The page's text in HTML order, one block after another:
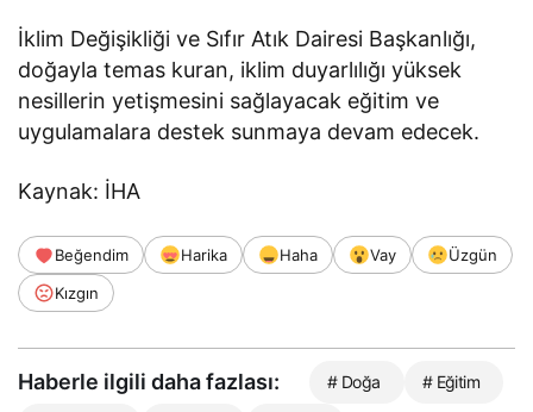
İklim Değişikliği ve Sıfır Atık Dairesi Başkanlığı,
doğayla temas kuran, iklim duyarlılığı yüksek
nesillerin yetişmesini sağlayacak eğitim ve
uygulamalara destek sunmaya devam edecek.
Kaynak: İHA
Beğendim Harika Haha Vay
Üzgün
Kızgın
Haberle ilgili daha fazlası: # Doğa # Eğitim